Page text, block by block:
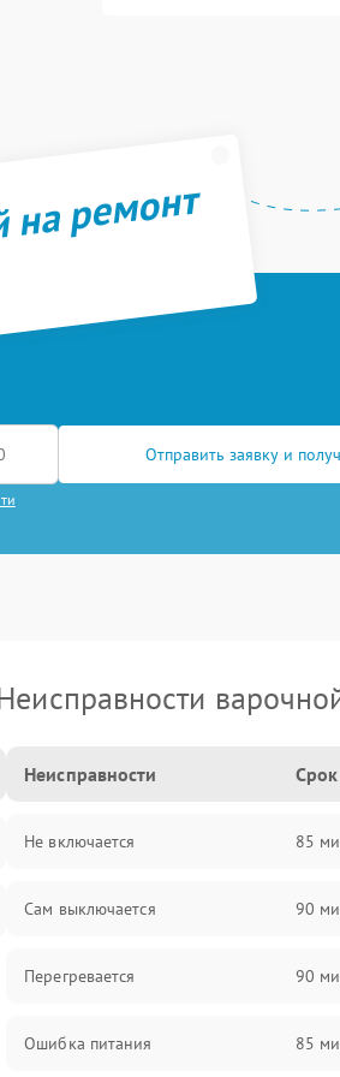
ремонт
Отправить заявку и
Неисправности Срок
Не включается 85
Сам выключается 90
Перегревается 90
Ошибка питания 85